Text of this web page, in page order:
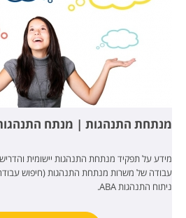
מנתחת התנהגות | מנתח
מידע על תפקיד מנתחת התנהגות יישומית
עבודה של משרות מנתחת התנהגות (חיפוש
ניתוח התנהגות ABA.